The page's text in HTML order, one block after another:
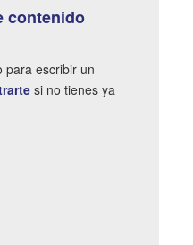
contenido
para escribir un
si no tienes ya